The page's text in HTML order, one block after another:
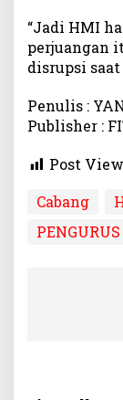
“Jadi HMI
perjuangan
disrupsi
Penulis :
Publisher :
Post
Cabang
PENGURUS